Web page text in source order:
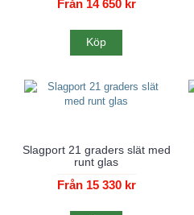
Från 14 650 kr
Köp
Slagport 21 graders slät med
runt glas
Från 15 330 kr